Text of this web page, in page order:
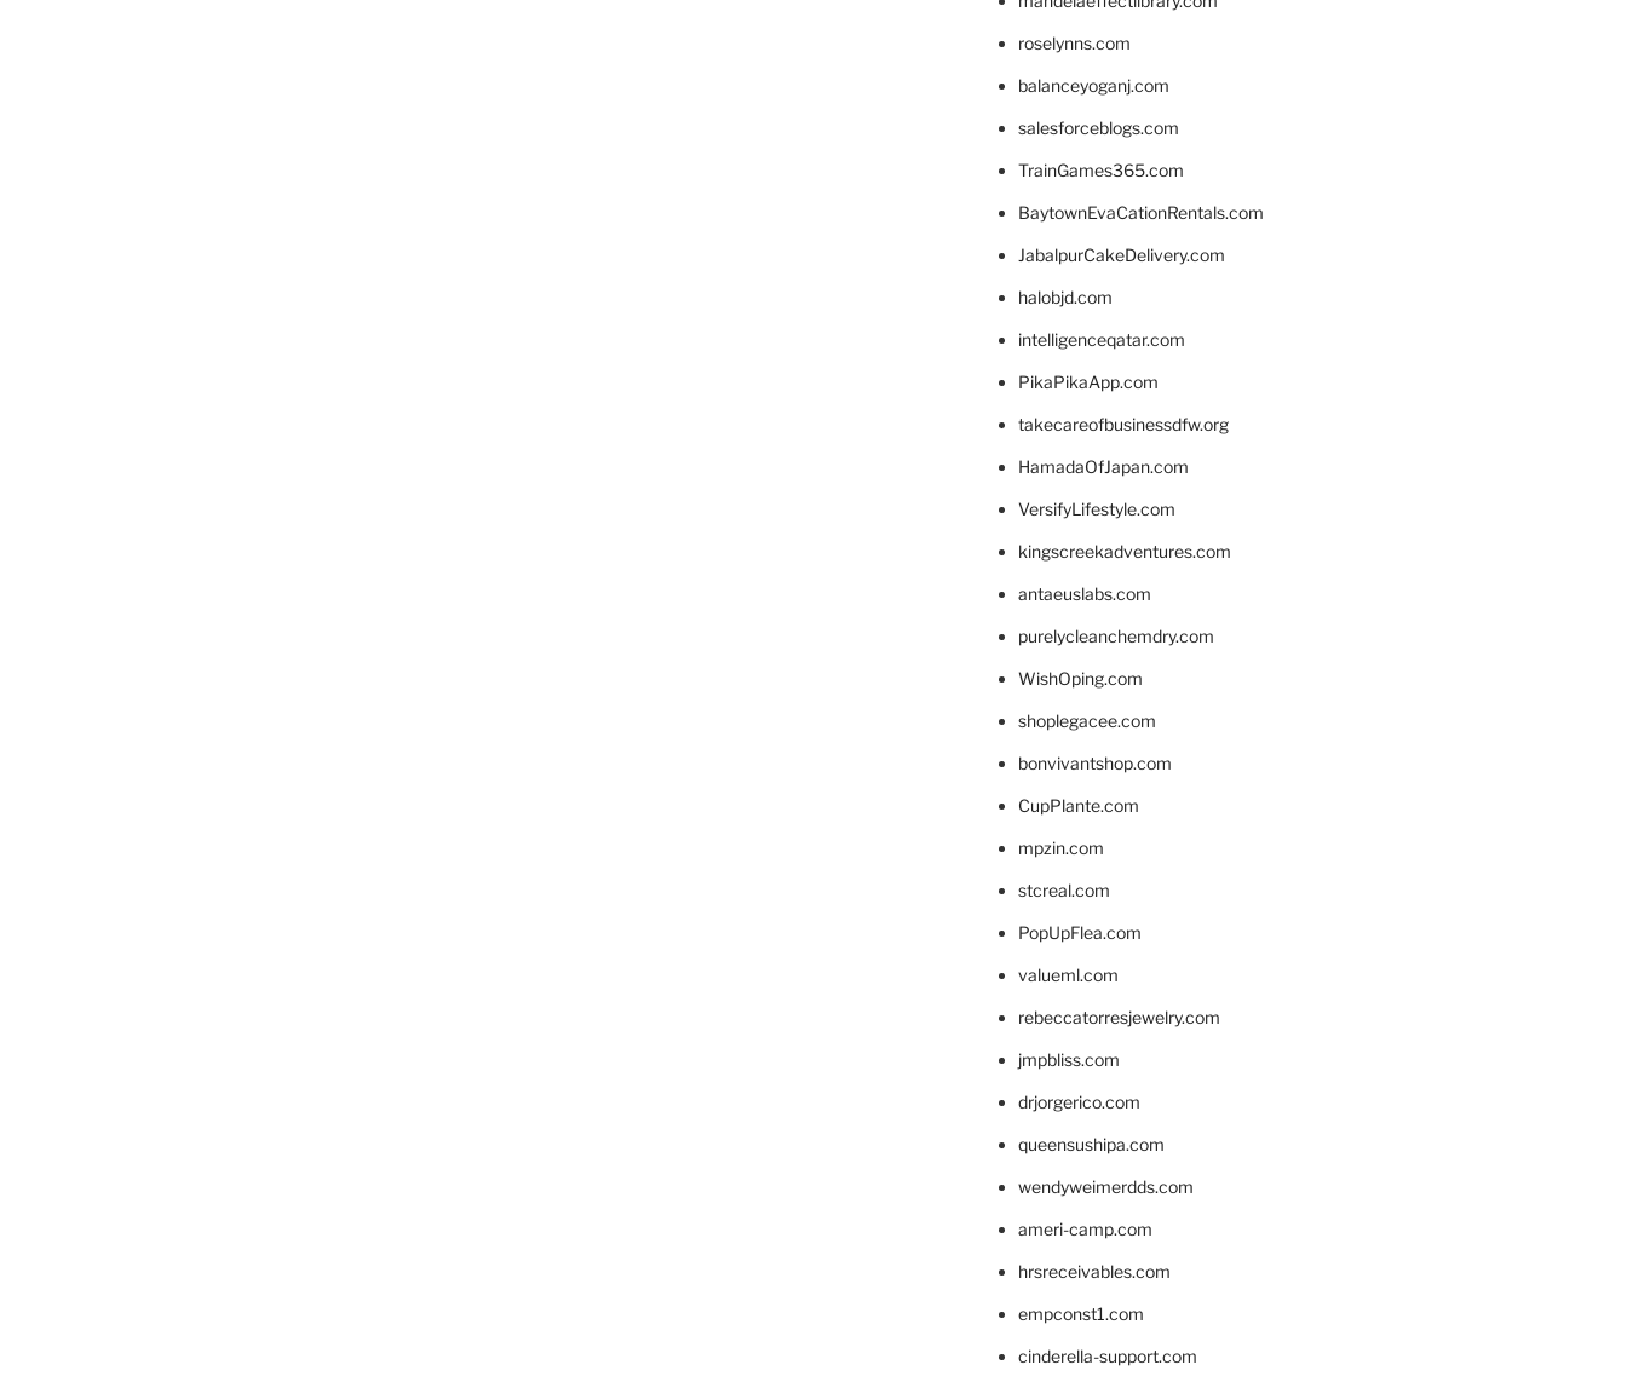
roselynns.com
balanceyoganj.com
salesforceblogs.com
TrainGames365.com
BaytownEvaCationRentals.com
JabalpurCakeDelivery.com
halobjd.com
intelligenceqatar.com
PikaPikaApp.com
takecareofbusinessdfw.org
HamadaOfJapan.com
VersifyLifestyle.com
kingscreekadventures.com
antaeuslabs.com
purelycleanchemdry.com
WishOping.com
shoplegacee.com
bonvivantshop.com
CupPlante.com
mpzin.com
stcreal.com
PopUpFlea.com
valueml.com
rebeccatorresjewelry.com
jmpbliss.com
drjorgerico.com
queensushipa.com
wendyweimerdds.com
ameri-camp.com
hrsreceivables.com
empconst1.com
cinderella-support.com